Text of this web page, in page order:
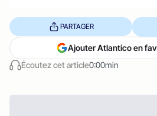
Écoutez cet article0:00min
PARTAGER
Ajouter Atlantico en